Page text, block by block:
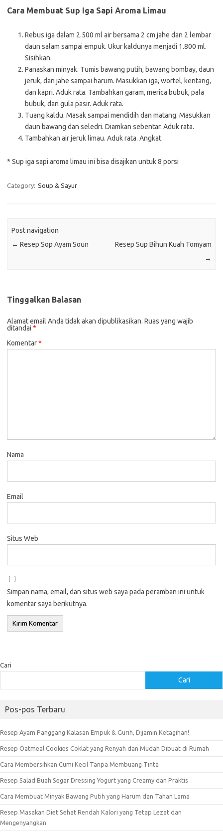
Cara Membuat Sup Iga Sapi Aroma Limau
Rebus iga dalam 2.500 ml air bersama 2 cm jahe dan 2 lembar
daun salam sampai empuk. Ukur kaldunya menjadi 1.800 ml.
Sisihkan.
Panaskan minyak. Tumis bawang putih, bawang bombay, daun
jeruk, dan jahe sampai harum. Masukkan iga, wortel, kentang,
dan kapri. Aduk rata. Tambahkan garam, merica bubuk, pala
bubuk, dan gula pasir. Aduk rata.
Tuang kaldu. Masak sampai mendidih dan matang. Masukkan
daun bawang dan seledri. Diamkan sebentar. Aduk rata.
Tambahkan air jeruk limau. Aduk rata. Angkat.
* Sup iga sapi aroma limau ini bisa disajikan untuk 8 porsi
Category: Soup & Sayur
Post navigation
← Resep Sop Ayam Soun
Resep Sup Bihun Kuah Tomyam
→
Tinggalkan Balasan
Alamat email Anda tidak akan dipublikasikan. Ruas yang wajib
ditandai *
Komentar*
Nama
Email
Situs Web
Simpan nama, email, dan situs web saya pada peramban ini untuk
komentar saya berikutnya.
Cari
Cari
Pos-pos Terbaru
Resep Ayam Panggang Kalasan Empuk & Gurih, Dijamin Ketagihan!
Resep Oatmeal Cookies Coklat yang Renyah dan Mudah Dibuat di Rumah
Cara Membersihkan Cumi Kecil Tanpa Membuang Tinta
Resep Salad Buah Segar Dressing Yogurt yang Creamy dan Praktis
Cara Membuat Minyak Bawang Putih yang Harum dan Tahan Lama
Resep Masakan Diet Sehat Rendah Kalori yang Tetap Lezat dan
Mengenyangkan